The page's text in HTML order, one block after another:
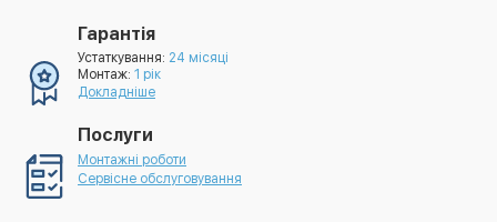
Гарантія
Устаткування: 24 місяці
Монтаж: 1 рік
Докладніше
Послуги
Монтажні роботи
Сервісне обслуговування